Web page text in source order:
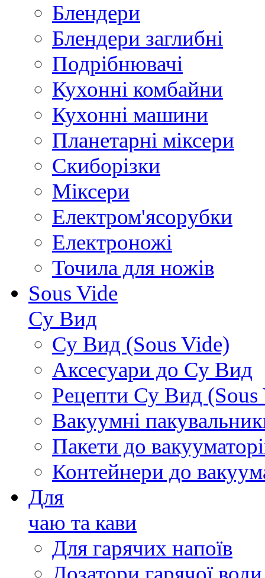
Блендери
Блендери заглибні
Подрібнювачі
Кухонні комбайни
Кухонні машини
Планетарні міксери
Скиборізки
Міксери
Електром'ясорубки
Електроножі
Точила для ножів
Sous Vide
Су Вид
Су Вид (Sous Vide)
Аксесуари до Су Вид
Рецепти Су Вид (Sous
Вакуумні
Пакети до
Контейнери до
Для
чаю та кави
Для гарячих напоїв